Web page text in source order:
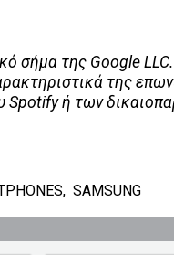
σήμα της Google LLC
της
Spotify ή των
, SAMSUNG